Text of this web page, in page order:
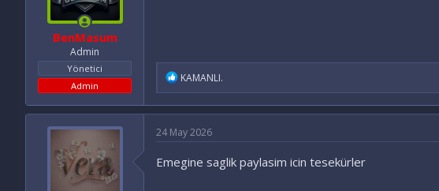
BenMasum
Admin
Yönetici
Admin
İ
d
l
r
KAMANLI.
24 May 2026
Emegine saglik paylasim icin tesekürler